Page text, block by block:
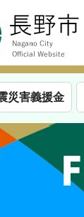
災害義援金